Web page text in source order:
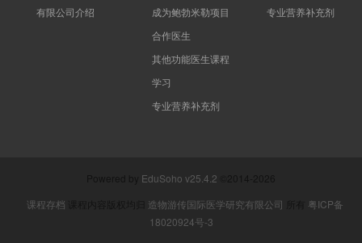
有限公司介绍
成为鲍勃米勒项目
合作医生
其他功能医生课程
学习
专业营养补充剂
专业营养补充剂
EduSoho v25.4.2
课程存档
造物游传国际医学研究有限公司
粤ICP备
18020924号-3